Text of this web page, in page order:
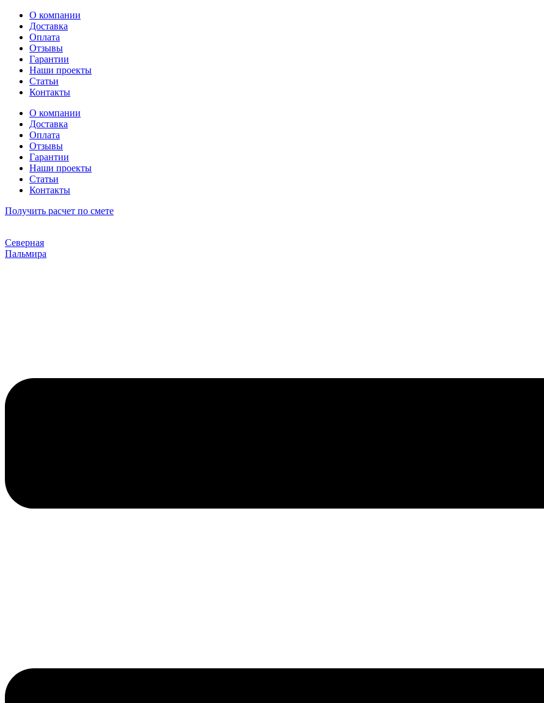
Перейти
содержимому
О компании
Доставка
Оплата
Отзывы
Гарантии
Наши проекты
Статьи
Контакты
О компании
Доставка
Оплата
Отзывы
Гарантии
Наши проекты
Статьи
Контакты
Получить расчет по смете
Северная
Пальмира